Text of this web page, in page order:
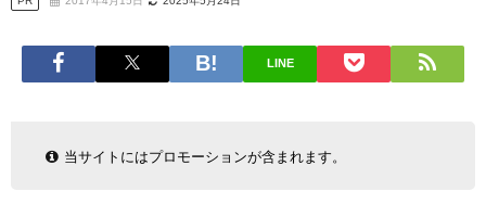
LINE
当サイトにはプロモーションが含まれます。